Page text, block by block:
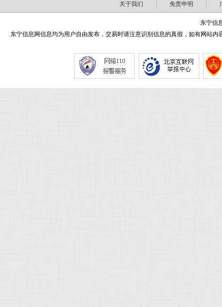
关于我们 免责申明
东宁信
东宁信息网信息均为用户自由发布，交易时请注意识别信息的真假，如有网站内